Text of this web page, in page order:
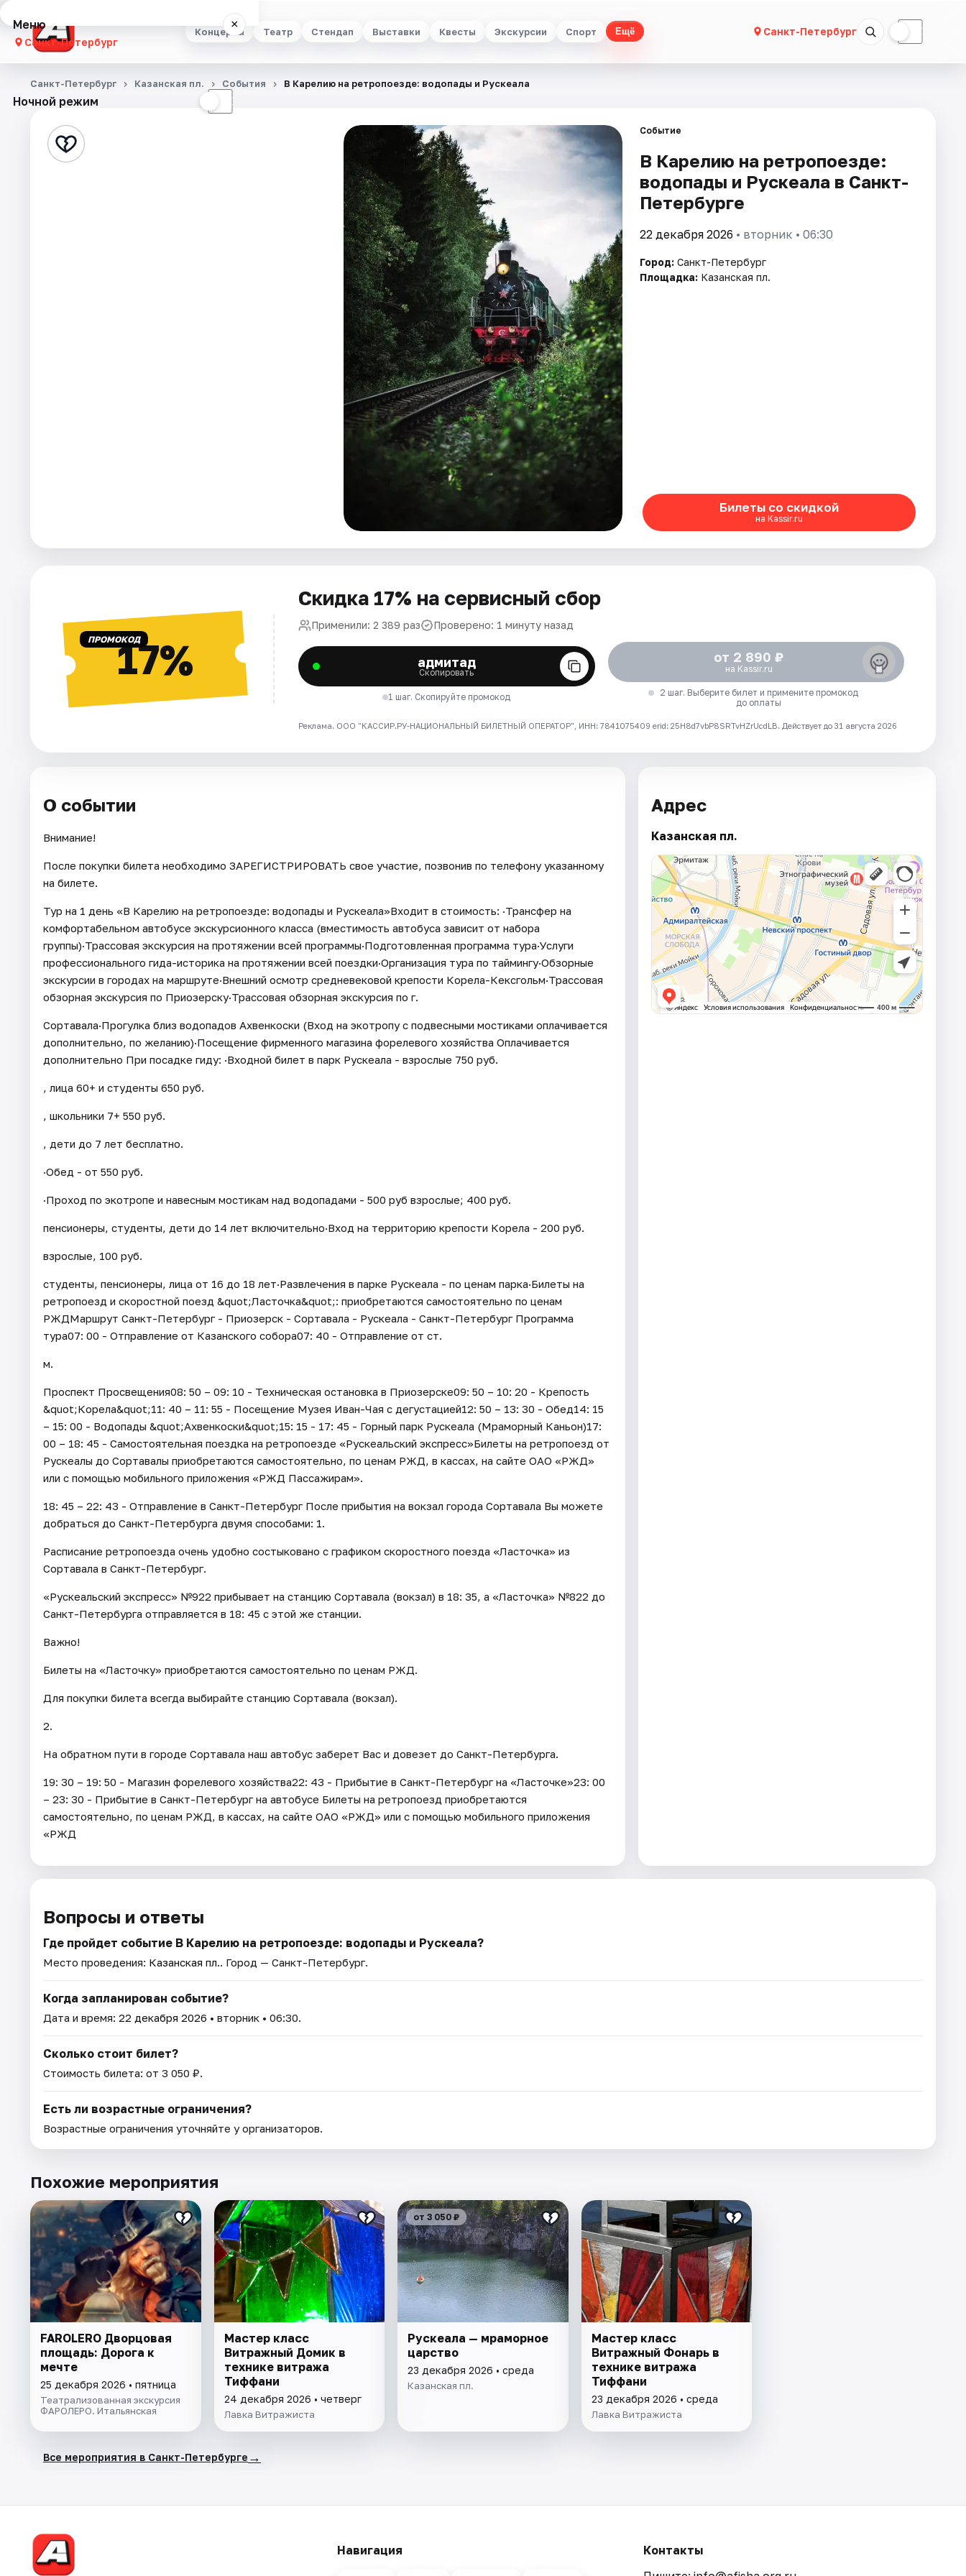
Концерты Театр Стендап Выставки Квесты Экскурсии Спорт Ещё Санкт-Петербург ☾
Меню ×
Санкт-Петербург
Концерты
Стендап
Ночной режим ☾
Санкт-Петербург Казанская пл. События В Карелию на ретропоезде: водопады и Рускеала
Событие
В Карелию на ретропоезде:
водопады и Рускеала в Санкт-
Петербурге
22 декабря 2026 • вторник • 06:30
Город: Санкт-Петербург
Площадка: Казанская пл.
Билеты со скидкой
на Kassir.ru
ПРОМОКОД17%
Скидка 17% на сервисный сбор
Применили: 2 389 раз Проверено: 1 минуту назад
адмитад
Скопировать
1 шаг. Скопируйте промокод
от 2 890 ₽
на Kassir.ru
2 шаг. Выберите билет и примените промокод
до оплаты
Реклама. ООО "КАССИР.РУ-НАЦИОНАЛЬНЫЙ БИЛЕТНЫЙ ОПЕРАТОР", ИНН: 7841075409 erid: 25H8d7vbP8SRTvHZrUcdLB. Действует до 31 августа 2026
О событии
Внимание!
После покупки билета необходимо ЗАРЕГИСТРИРОВАТЬ свое участие, позвонив по телефону указанному
на билете.
Тур на 1 день «В Карелию на ретропоезде: водопады и Рускеала»Входит в стоимость: ·Трансфер на
комфортабельном автобусе экскурсионного класса (вместимость автобуса зависит от набора
группы)·Трассовая экскурсия на протяжении всей программы·Подготовленная программа тура·Услуги
профессионального гида-историка на протяжении всей поездки·Организация тура по таймингу·Обзорные
экскурсии в городах на маршруте·Внешний осмотр средневековой крепости Корела-Кексгольм·Трассовая
обзорная экскурсия по Приозерску·Трассовая обзорная экскурсия по г.
Сортавала·Прогулка близ водопадов Ахвенкоски (Вход на экотропу с подвесными мостиками оплачивается
дополнительно, по желанию)·Посещение фирменного магазина форелевого хозяйства Оплачивается
дополнительно При посадке гиду: ·Входной билет в парк Рускеала - взрослые 750 руб.
, лица 60+ и студенты 650 руб.
, школьники 7+ 550 руб.
, дети до 7 лет бесплатно.
·Обед - от 550 руб.
·Проход по экотропе и навесным мостикам над водопадами - 500 руб взрослые; 400 руб.
пенсионеры, студенты, дети до 14 лет включительно·Вход на территорию крепости Корела - 200 руб.
взрослые, 100 руб.
студенты, пенсионеры, лица от 16 до 18 лет·Развлечения в парке Рускеала - по ценам парка·Билеты на
ретропоезд и скоростной поезд &quot;Ласточка&quot;: приобретаются самостоятельно по ценам
РЖДМаршрут Санкт-Петербург - Приозерск - Сортавала - Рускеала - Санкт-Петербург Программа
тура07: 00 - Отправление от Казанского собора07: 40 - Отправление от ст.
м.
Проспект Просвещения08: 50 – 09: 10 - Техническая остановка в Приозерске09: 50 – 10: 20 - Крепость
&quot;Корела&quot;11: 40 – 11: 55 - Посещение Музея Иван-Чая с дегустацией12: 50 – 13: 30 - Обед14: 15
– 15: 00 - Водопады &quot;Ахвенкоски&quot;15: 15 - 17: 45 - Горный парк Рускеала (Мраморный Каньон)17:
00 – 18: 45 - Самостоятельная поездка на ретропоезде «Рускеальский экспресс»Билеты на ретропоезд от
Рускеалы до Сортавалы приобретаются самостоятельно, по ценам РЖД, в кассах, на сайте ОАО «РЖД»
или с помощью мобильного приложения «РЖД Пассажирам».
18: 45 – 22: 43 - Отправление в Санкт-Петербург После прибытия на вокзал города Сортавала Вы можете
добраться до Санкт-Петербурга двумя способами: 1.
Расписание ретропоезда очень удобно состыковано с графиком скоростного поезда «Ласточка» из
Сортавала в Санкт-Петербург.
«Рускеальский экспресс» №922 прибывает на станцию Сортавала (вокзал) в 18: 35, а «Ласточка» №822 до
Санкт-Петербурга отправляется в 18: 45 с этой же станции.
Важно!
Билеты на «Ласточку» приобретаются самостоятельно по ценам РЖД.
Для покупки билета всегда выбирайте станцию Сортавала (вокзал).
2.
На обратном пути в городе Сортавала наш автобус заберет Вас и довезет до Санкт-Петербурга.
19: 30 – 19: 50 - Магазин форелевого хозяйства22: 43 - Прибытие в Санкт-Петербург на «Ласточке»23: 00
– 23: 30 - Прибытие в Санкт-Петербург на автобусе Билеты на ретропоезд приобретаются
самостоятельно, по ценам РЖД, в кассах, на сайте ОАО «РЖД» или с помощью мобильного приложения
«РЖД
Адрес
Казанская пл.
Вопросы и ответы
Где пройдет событие В Карелию на ретропоезде: водопады и Рускеала?
Место проведения: Казанская пл.. Город — Санкт-Петербург.
Когда запланирован событие?
Дата и время: 22 декабря 2026 • вторник • 06:30.
Сколько стоит билет?
Стоимость билета: от 3 050 ₽.
Есть ли возрастные ограничения?
Возрастные ограничения уточняйте у организаторов.
Похожие мероприятия
FAROLERO Дворцовая
площадь: Дорога к
мечте
25 декабря 2026 • пятница
Театрализованная экскурсия
ФАРОЛЕРО. Итальянская
Мастер класс
Витражный Домик в
технике витража
Тиффани
24 декабря 2026 • четверг
Лавка Витражиста
от 3 050 ₽
Рускеала — мраморное
царство
23 декабря 2026 • среда
Казанская пл.
Мастер класс
Витражный Фонарь в
технике витража
Тиффани
23 декабря 2026 • среда
Лавка Витражиста
Все мероприятия в Санкт-Петербурге →
Навигация
Контакты